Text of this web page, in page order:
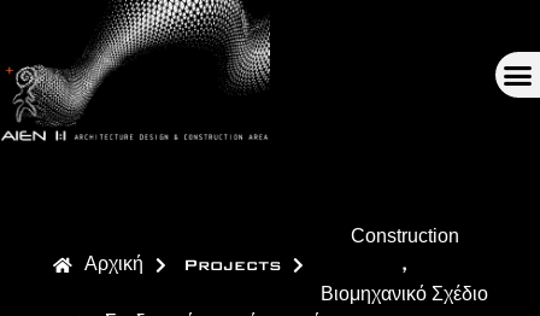
Αρχική Projects
Construction
,
Βιομηχανικό Σχέδιο